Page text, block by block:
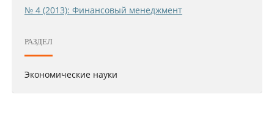
№ 4 (2013): Финансовый менеджмент
РАЗДЕЛ
Экономические науки